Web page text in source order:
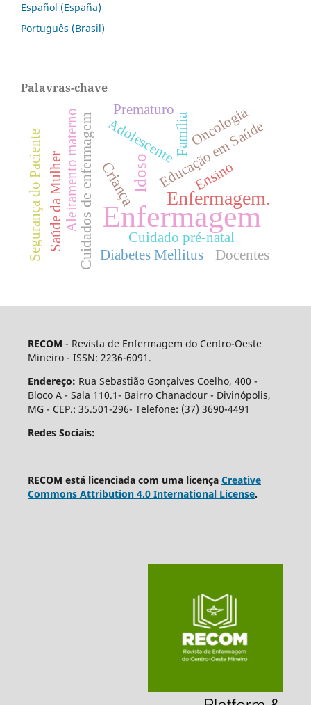
Español (España)
Português (Brasil)
Palavras-chave
Enfermagem
Enfermagem.
Idoso
Cuidados de enfermagemCriança
Cuidado pré-natal
Educação em Saúde
Adolescente Família
Aleitamento materno Ensino
Diabetes Mellitus
Saúde da Mulher
Oncologia
Docentes
Segurança do Paciente
Prematuro
RECOM - Revista de Enfermagem do Centro-Oeste
Mineiro - ISSN: 2236-6091.
Endereço: Rua Sebastião Gonçalves Coelho, 400 -
Bloco A - Sala 110.1- Bairro Chanadour - Divinópolis,
MG - CEP.: 35.501-296- Telefone: (37) 3690-4491
Redes Sociais:
RECOM está licenciada com uma licença Creative
Commons Attribution 4.0 International License.